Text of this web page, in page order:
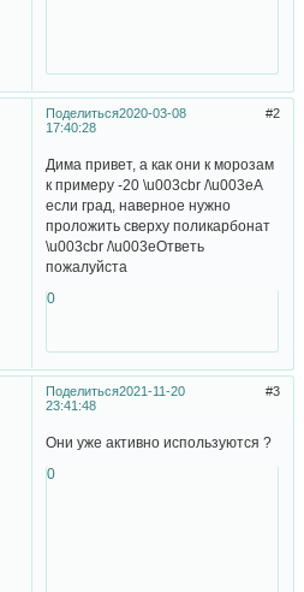
Поделиться 2
2020-03-08
17:40:28
Дима привет, а как они к морозам
к примеру -20 \u003cbr /\u003eА
если град, наверное нужно
проложить сверху поликарбонат
\u003cbr /\u003eОтветь
пожалуйста
0
Поделиться 3
2021-11-20
23:41:48
Они уже активно используются ?
0